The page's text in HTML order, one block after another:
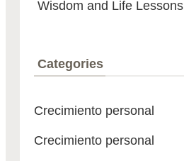
Wisdom and Life Lessons
Categories
Crecimiento personal
Crecimiento personal